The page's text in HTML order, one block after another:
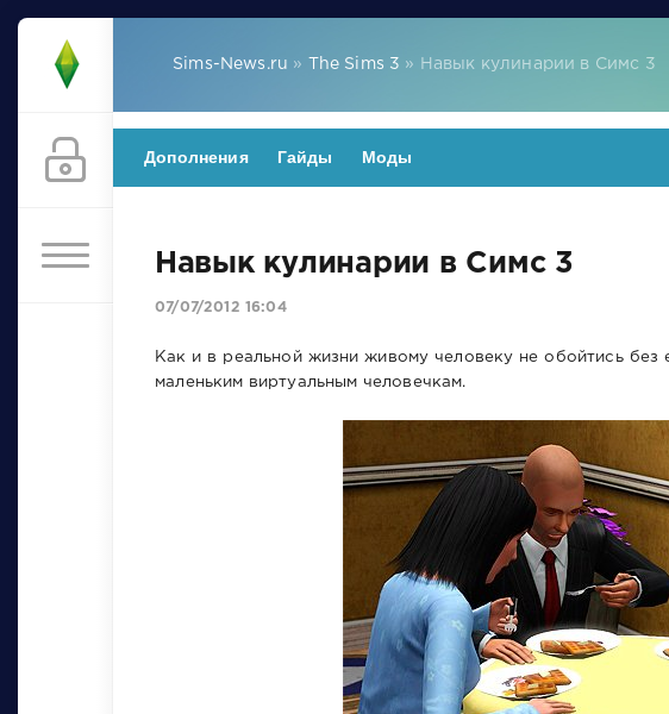
Sims-News.ru » The Sims 3 » Навык кулинарии в Симс 3
Дополнения Гайды Моды
Навык кулинарии в Симс 3
07/07/2012 16:04
Как и в реальной жизни живому человеку не обойтись
маленьким виртуальным человечкам.